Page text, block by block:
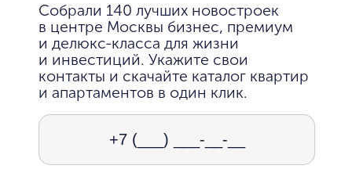
Собрали 140 лучших новостроек
в центре Москвы бизнес, премиум
и делюкс-класса для жизни
и инвестиций. Укажите свои
контакты и скачайте каталог квартир
и апартаментов в один клик.